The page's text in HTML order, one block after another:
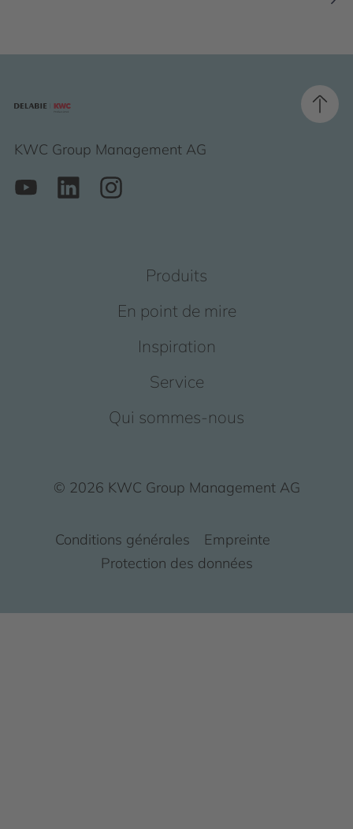
KWC Group Management AG
Produits
En point de mire
Inspiration
Service
Qui sommes-nous
© 2026 KWC Group Management AG
Conditions générales
Empreinte
Protection des données